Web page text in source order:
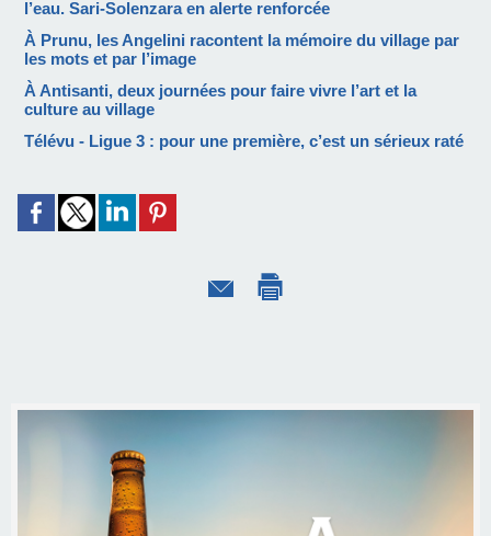
l’eau. Sari-Solenzara en alerte renforcée
À Prunu, les Angelini racontent la mémoire du village par
les mots et par l’image
À Antisanti, deux journées pour faire vivre l’art et la
culture au village
Télévu - Ligue 3 : pour une première, c’est un sérieux raté